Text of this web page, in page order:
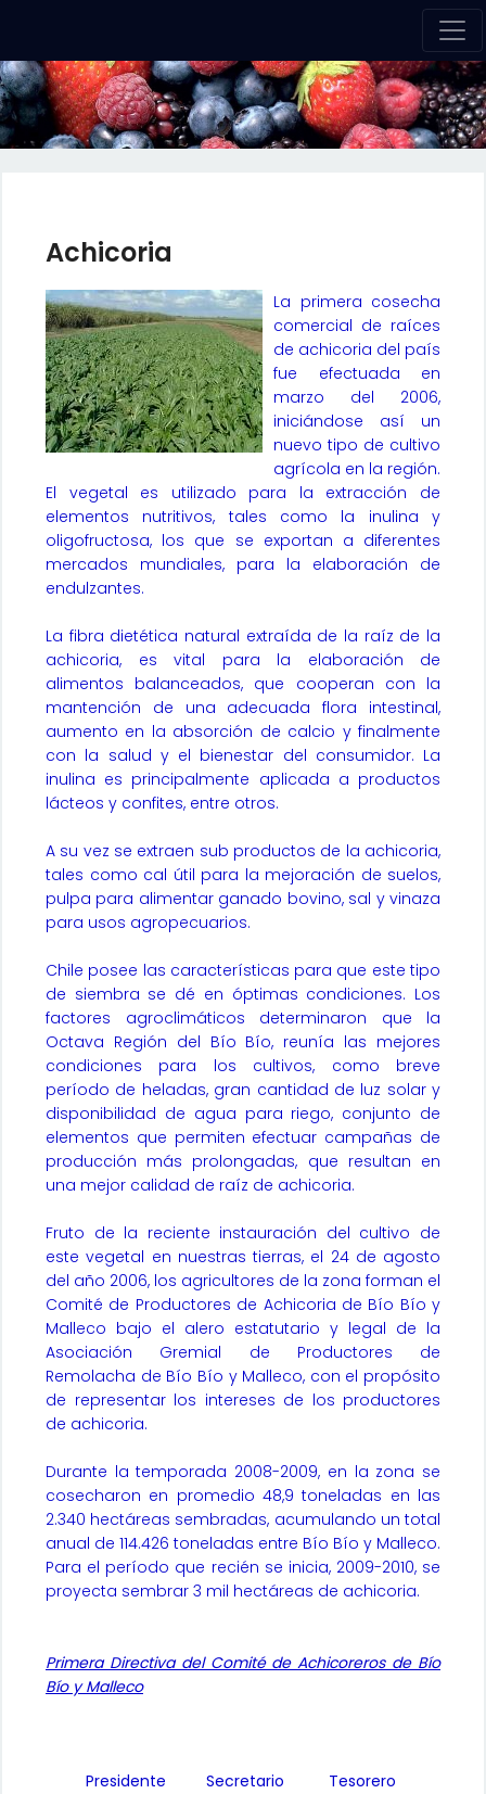
Achicoria
La primera cosecha
comercial de raíces
de achicoria del país
fue efectuada en
marzo del 2006,
iniciándose así un
nuevo tipo de cultivo
agrícola en la región.
El vegetal es utilizado para la extracción de
elementos nutritivos, tales como la inulina y
oligofructosa, los que se exportan a diferentes
mercados mundiales, para la elaboración de
endulzantes.
La fibra dietética natural extraída de la raíz de la
achicoria, es vital para la elaboración de
alimentos balanceados, que cooperan con la
mantención de una adecuada flora intestinal,
aumento en la absorción de calcio y finalmente
con la salud y el bienestar del consumidor. La
inulina es principalmente aplicada a productos
lácteos y confites, entre otros.
A su vez se extraen sub productos de la achicoria,
tales como cal útil para la mejoración de suelos,
pulpa para alimentar ganado bovino, sal y vinaza
para usos agropecuarios.
Chile posee las características para que este tipo
de siembra se dé en óptimas condiciones. Los
factores agroclimáticos determinaron que la
Octava Región del Bío Bío, reunía las mejores
condiciones para los cultivos, como breve
período de heladas, gran cantidad de luz solar y
disponibilidad de agua para riego, conjunto de
elementos que permiten efectuar campañas de
producción más prolongadas, que resultan en
una mejor calidad de raíz de achicoria.
Fruto de la reciente instauración del cultivo de
este vegetal en nuestras tierras, el 24 de agosto
del año 2006, los agricultores de la zona forman el
Comité de Productores de Achicoria de Bío Bío y
Malleco bajo el alero estatutario y legal de la
Asociación Gremial de Productores de
Remolacha de Bío Bío y Malleco, con el propósito
de representar los intereses de los productores
de achicoria.
Durante la temporada 2008-2009, en la zona se
cosecharon en promedio 48,9 toneladas en las
2.340 hectáreas sembradas, acumulando un total
anual de 114.426 toneladas entre Bío Bío y Malleco.
Para el período que recién se inicia, 2009-2010, se
proyecta sembrar 3 mil hectáreas de achicoria.
Primera Directiva del Comité de Achicoreros de Bío
Bío y Malleco
Presidente
Secretario
Tesorero